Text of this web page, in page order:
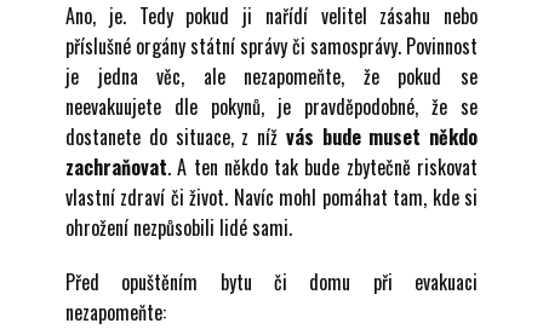
Ano, je. ​Tedy pokud ji nařídí velitel zásahu nebo
příslušné orgány státní správy či samosprávy. Povinnost
je jedna věc, ale nezapomeňte, že pokud se
neevakuujete dle pokynů, je pravděpodobné, že se
dostanete do situace, z níž vás bude muset někdo
zachraňovat. A ten někdo tak bude zbytečně riskovat
vlastní zdraví či život. Navíc mohl pomáhat tam, kde si
ohrožení nezpůsobili lidé sami.
Před opuštěním bytu či domu při evakuaci
nezapomeňte: